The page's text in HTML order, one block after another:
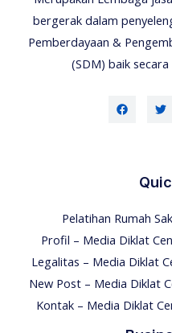
bergerak dalam
Pemberdayaan &
(SDM) baik
Pelatihan Rumah
Profil – Media Diklat
Legalitas – Media Diklat
New Post – Media Diklat
Kontak – Media Diklat